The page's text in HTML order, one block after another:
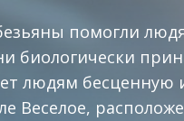
помогли
биологически
людям бесценную
Веселое,